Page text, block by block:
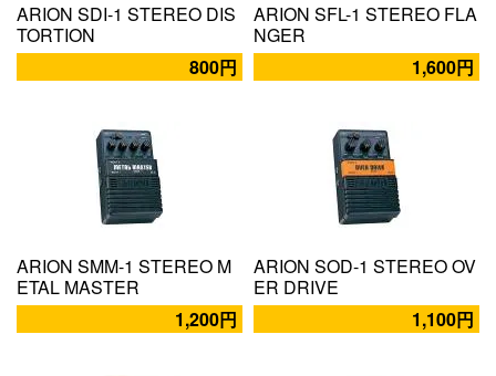
ARION SDI-1 STEREO DIS
TORTION
800円
ARION SFL-1 STEREO FLA
NGER
1,600円
ARION SMM-1 STEREO M
ETAL MASTER
1,200円
ARION SOD-1 STEREO OV
ER DRIVE
1,100円